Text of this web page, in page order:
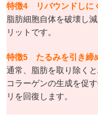
特徴4
リバウンドしに
脂肪細胞自体を破壊し
リットです。
特徴5
たるみを引き締
通常、脂肪を取り除く
コラーゲンの生成を促
リを回復します。